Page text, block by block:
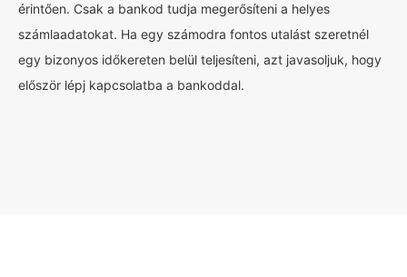
érintően. Csak a bankod tudja megerősíteni a helyes
számlaadatokat. Ha egy számodra fontos utalást szeretnél
egy bizonyos időkereten belül teljesíteni, azt javasoljuk, hogy
először lépj kapcsolatba a bankoddal.